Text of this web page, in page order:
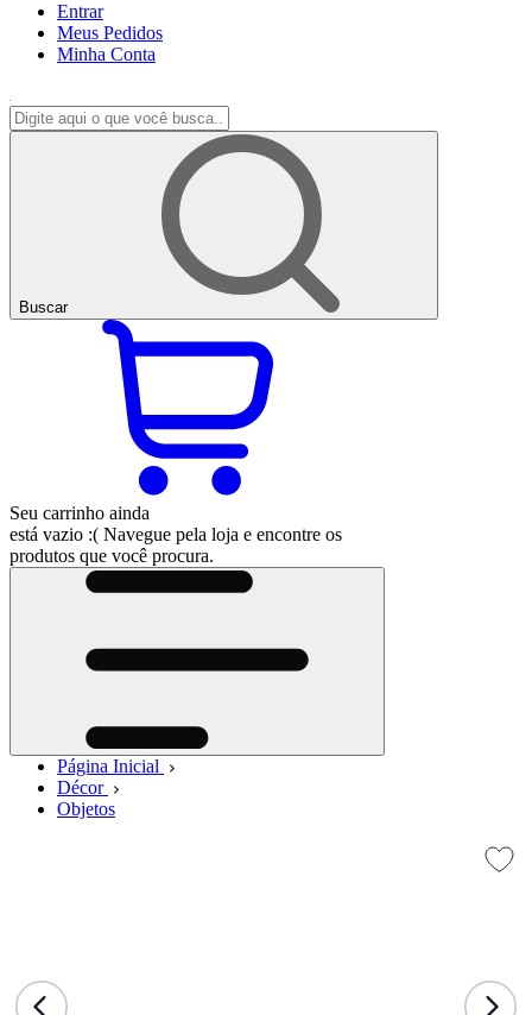
Entrar
Meus Pedidos
Minha Conta
Buscar
Seu carrinho ainda
está vazio :( Navegue pela loja e encontre os
produtos que você procura.
Página Inicial
Décor
Objetos